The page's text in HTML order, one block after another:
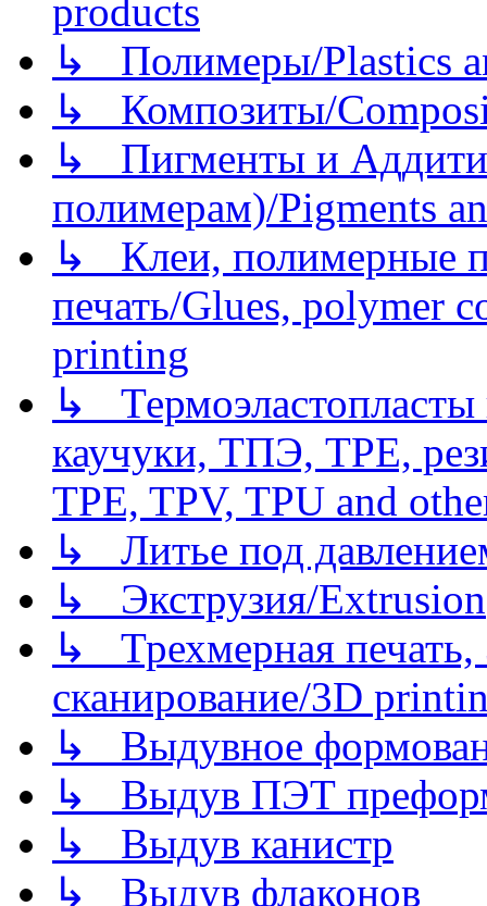
products
↳ Полимеры/Plastics
↳ Композиты/
↳ Пигменты и
полимерам)/Pigments
↳ Клеи, полимерные
печать/Glues, polymer
printing
↳
каучуки, ТПЭ, TPE,
TPE, TPV, TPU and
↳ Литье под
↳ Экструзия/Extrusion
↳ Трехмерная
сканирование/3D
↳ Выдувное
↳ Выдув ПЭТ
↳ Выдув канистр
↳ Выдув флаконов